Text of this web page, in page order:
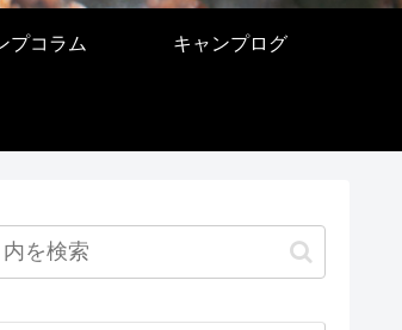
プコラム キャンプログ